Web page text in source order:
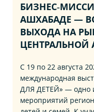
АШХАБАДЕ —
ВЫХОДА НА
ЦЕНТРАЛЬНОЙ
С 19 по 22 августа
международная
ДЛЯ ДЕТЕЙ» — одно
мероприятий